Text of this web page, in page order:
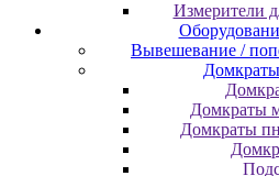
Измepитeли
Вывешевание /
Домкраты
Домкраты